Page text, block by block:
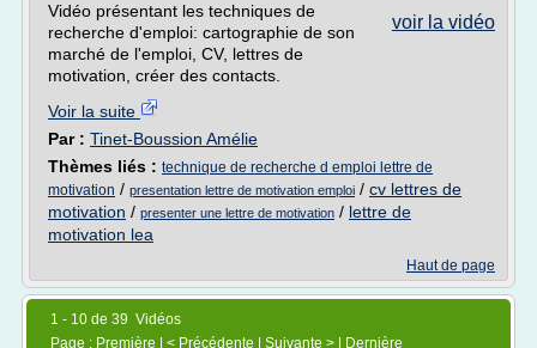
voir la vidéo
Vidéo présentant les techniques de
recherche d'emploi: cartographie de son
marché de l'emploi, CV, lettres de
motivation, créer des contacts.
Voir la suite
Par : Tinet-Boussion Amélie
Thèmes liés : technique de recherche d emploi lettre de
motivation / presentation lettre de motivation emploi / cv lettres de
motivation / presenter une lettre de motivation / lettre de
motivation lea
Haut de page
1 - 10 de 39 Vidéos
Page : Première | < Précédente | Suivante > | Dernière